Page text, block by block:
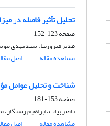
تحلیل تأثیر فاصله در
صفحه123-152
قدیر فیروزنیا، سیدمهدی
مشاهده مقاله
اصل
شناخت و تحلیل عوامل
صفحه153-181
ناصر بیات، ابراهیم